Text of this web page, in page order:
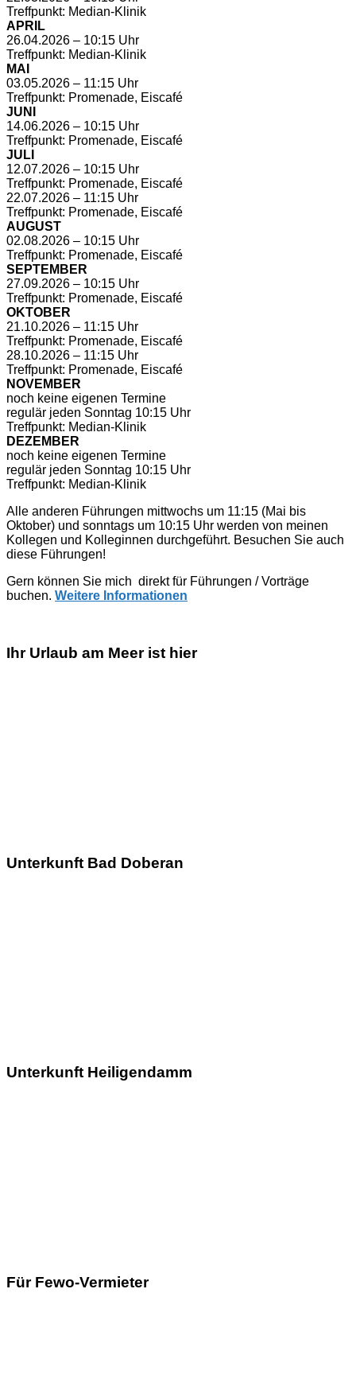
Treffpunkt: Median-Klinik
APRIL
26.04.2026 – 10:15 Uhr
Treffpunkt: Median-Klinik
MAI
03.05.2026 – 11:15 Uhr
Treffpunkt: Promenade, Eiscafé
JUNI
14.06.2026 – 10:15 Uhr
Treffpunkt: Promenade, Eiscafé
JULI
12.07.2026 – 10:15 Uhr
Treffpunkt: Promenade, Eiscafé
22.07.2026 – 11:15 Uhr
Treffpunkt: Promenade, Eiscafé
AUGUST
02.08.2026 – 10:15 Uhr
Treffpunkt: Promenade, Eiscafé
SEPTEMBER
27.09.2026 – 10:15 Uhr
Treffpunkt: Promenade, Eiscafé
OKTOBER
21.10.2026 – 11:15 Uhr
Treffpunkt: Promenade, Eiscafé
28.10.2026 – 11:15 Uhr
Treffpunkt: Promenade, Eiscafé
NOVEMBER
noch keine eigenen Termine
regulär jeden Sonntag 10:15 Uhr
Treffpunkt: Median-Klinik
DEZEMBER
noch keine eigenen Termine
regulär jeden Sonntag 10:15 Uhr
Treffpunkt: Median-Klinik
Alle anderen Führungen mittwochs um 11:15 (Mai bis
Oktober) und sonntags um 10:15 Uhr werden von meinen
Kollegen und Kolleginnen durchgeführt. Besuchen Sie auch
diese Führungen!
Gern können Sie mich direkt für Führungen / Vorträge
buchen. Weitere Informationen
Ihr Urlaub am Meer ist hier
Unterkunft Bad Doberan
Unterkunft Heiligendamm
Für Fewo-Vermieter